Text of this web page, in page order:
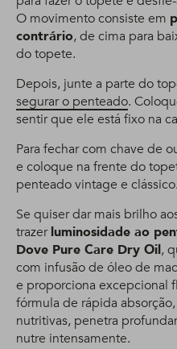
O movimento consiste em
contrário, de cima para
do topete.
Depois, junte a parte do
segurar o penteado.
sentir que ele está fixo na
Para fechar com chave de
e coloque na frente do
penteado vintage e
Se quiser dar mais brilho
trazerluminosidade ao
Dove Pure Care Dry Oil,
com infusão de óleo de
e proporciona excepcional
fórmula de rápida
nutritivas, penetra
nutre intensamente.